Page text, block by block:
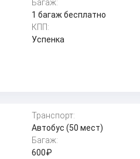
Багаж:
1 багаж бесплатно
КПП:
Успенка
Транспорт:
Автобус (50 мест)
Багаж:
600₽